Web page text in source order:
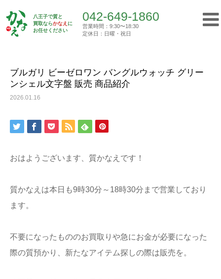
八王子で質と
買取ならかなえ に
お任せください
042-649-1860
営業時間：9:30〜18:30
定休日：日曜・祝日
Top 買取実績 ブルガリ ビーゼロワン バングルウォッチ…
ブルガリ ビーゼロワン バングルウォッチ グリー
ンシェル文字盤 販売 商品紹介
2026.01.16
おはようございます、質かなえです！
質かなえは本日も9時30分～18時30分まで営業しており
ます。
不要になったもののお買取りや急にお金が必要になった
際の質預かり、新たなアイテム探しの際は販売を。
トップ
プライバシー